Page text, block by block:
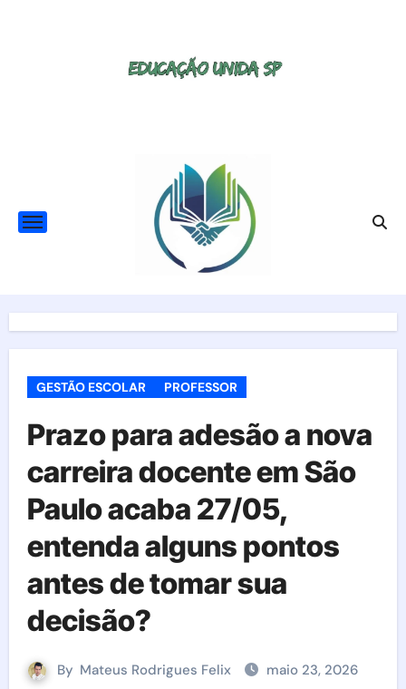
GESTÃO ESCOLAR PROFESSOR
Prazo para adesão a nova
carreira docente em São
Paulo acaba 27/05,
entenda alguns pontos
antes de tomar sua
decisão?
By Mateus Rodrigues Felix maio 23, 2026